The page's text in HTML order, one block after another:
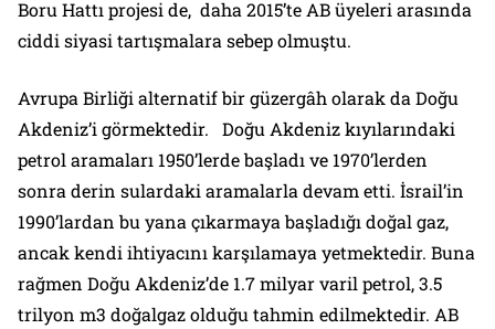
Boru Hattı projesi de, daha 2015’te AB üyeleri arasında
ciddi siyasi tartışmalara sebep olmuştu.
Avrupa Birliği alternatif bir güzergâh olarak da Doğu
Akdeniz’i görmektedir. Doğu Akdeniz kıyılarındaki
petrol aramaları 1950’lerde başladı ve 1970’lerden
sonra derin sulardaki aramalarla devam etti. İsrail’in
1990’lardan bu yana çıkarmaya başladığı doğal gaz,
ancak kendi ihtiyacını karşılamaya yetmektedir. Buna
rağmen Doğu Akdeniz’de 1.7 milyar varil petrol, 3.5
trilyon m3 doğalgaz olduğu tahmin edilmektedir. AB